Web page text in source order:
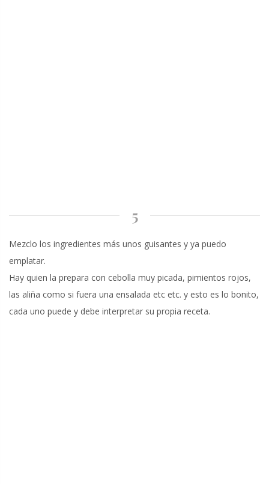
5
Mezclo los ingredientes más unos guisantes y ya puedo
emplatar.
Hay quien la prepara con cebolla muy picada, pimientos rojos,
las aliña como si fuera una ensalada etc etc. y esto es lo bonito,
cada uno puede y debe interpretar su propia receta.